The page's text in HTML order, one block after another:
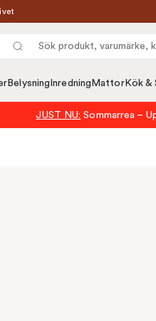
Belysning Inredning MattorKök &
JUST NU: Sommarrea –